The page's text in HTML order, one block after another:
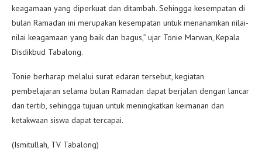
keagamaan yang diperkuat dan ditambah. Sehingga kesempatan di
bulan Ramadan ini merupakan kesempatan untuk menanamkan nilai-
nilai keagamaan yang baik dan bagus,” ujar Tonie Marwan, Kepala
Disdikbud Tabalong.
Tonie berharap melalui surat edaran tersebut, kegiatan
pembelajaran selama bulan Ramadan dapat berjalan dengan lancar
dan tertib, sehingga tujuan untuk meningkatkan keimanan dan
ketakwaan siswa dapat tercapai.
(Ismitullah, TV Tabalong)